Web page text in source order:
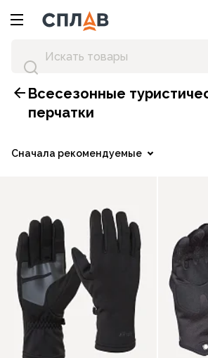
Всесезонные
перчатки
Сначала рекомендуемые